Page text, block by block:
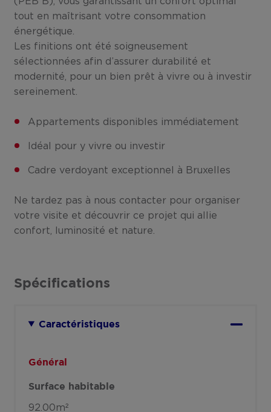
tout en maîtrisant votre consommation
énergétique.
Les finitions ont été soigneusement
sélectionnées afin d’assurer durabilité et
modernité, pour un bien prêt à vivre ou à investir
sereinement.
Appartements disponibles immédiatement
Idéal pour y vivre ou investir
Cadre verdoyant exceptionnel à Bruxelles
Ne tardez pas à nous contacter pour organiser
votre visite et découvrir ce projet qui allie
confort, luminosité et nature.
Spécifications
Caractéristiques
Général
Surface habitable
92.00m²